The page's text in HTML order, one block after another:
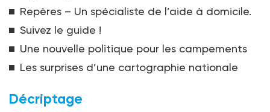
Repères – Un spécialiste de l’aide à domicile.
Suivez le guide !
Une nouvelle politique pour les campements
Les surprises d’une cartographie nationale
Décriptage